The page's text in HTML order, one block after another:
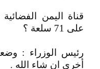
قناة اليمن
على 71 سلعة ؟
رئيس الوزراء :
أخرى ان شاء الله .